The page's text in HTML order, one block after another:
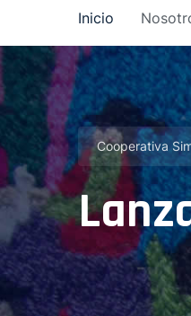
Inicio
Cooperativa